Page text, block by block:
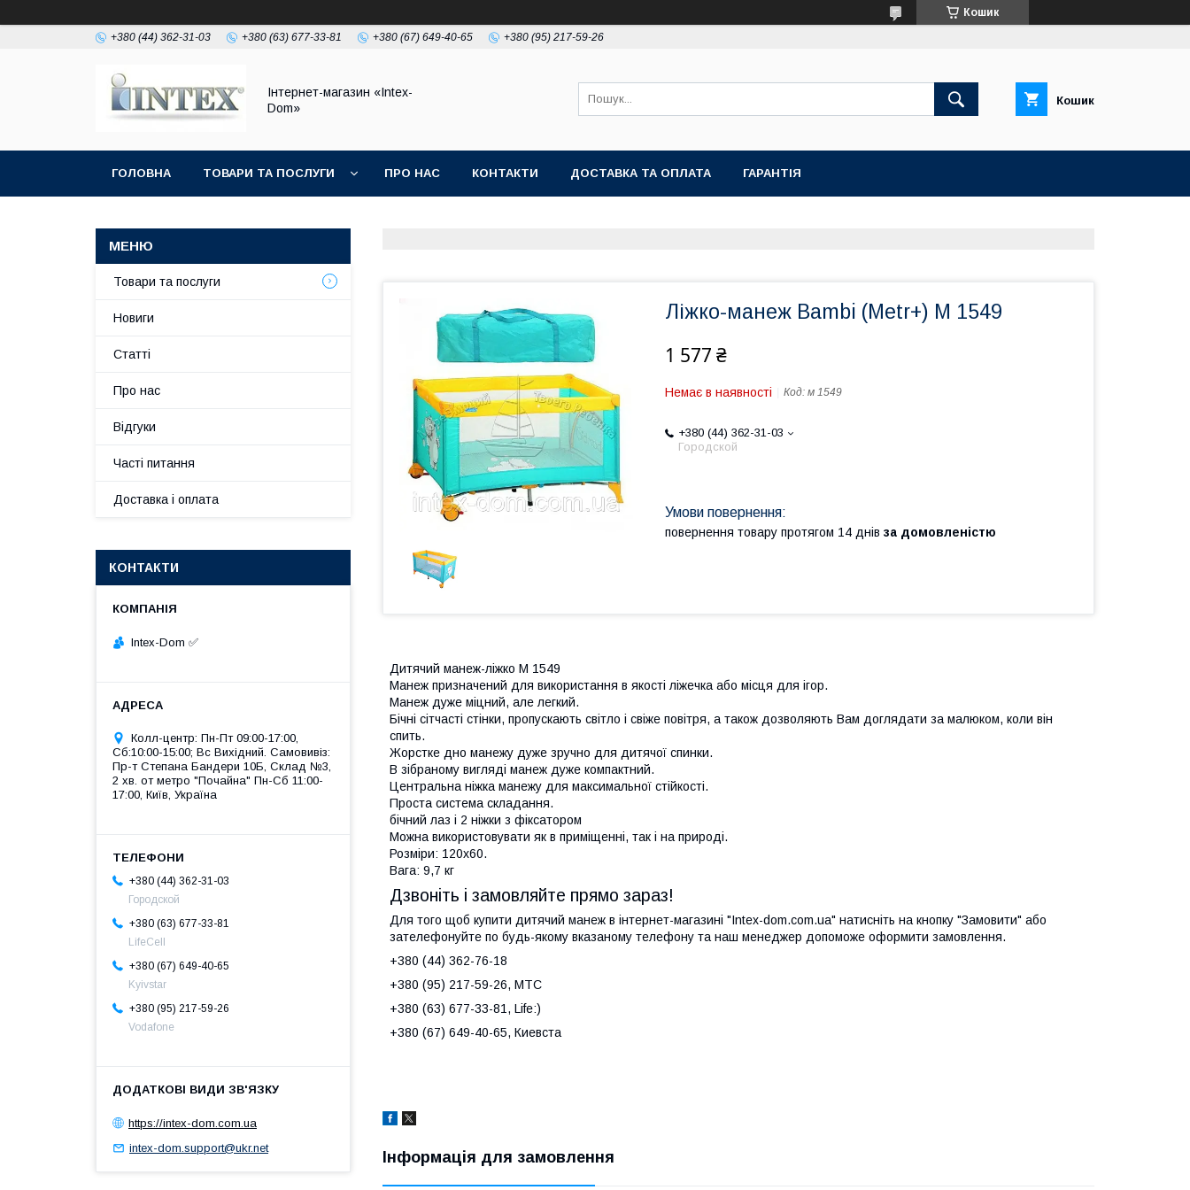
Кошик
+380 (44) 362-31-03 +380 (63) 677-33-81 +380 (67) 649-40-65 +380 (95) 217-59-26
Інтернет-магазин «Intex-
Dom»
Кошик
ГОЛОВНА ТОВАРИ ТА ПОСЛУГИ ПРО НАС КОНТАКТИ ДОСТАВКА ТА ОПЛАТА ГАРАНТІЯ
Ліжко-манеж Bambi (Metr+) M 1549
1 577 ₴
Немає в наявності Код: м 1549
+380 (44) 362-31-03
Городской
повернення товару протягом 14 днів за домовленістю
Дитячий манеж-ліжко M 1549
Манеж призначений для використання в якості ліжечка або місця для ігор.
Манеж дуже міцний, але легкий.
Бічні сітчасті стінки, пропускають світло і свіже повітря, а також дозволяють Вам доглядати за малюком, коли він
спить.
Жорстке дно манежу дуже зручно для дитячої спинки.
В зібраному вигляді манеж дуже компактний.
Центральна ніжка манежу для максимальної стійкості.
Проста система складання.
бічний лаз і 2 ніжки з фіксатором
Можна використовувати як в приміщенні, так і на природі.
Розміри: 120х60.
Вага: 9,7 кг
Дзвоніть і замовляйте прямо зараз!
Для того щоб купити дитячий манеж в інтернет-магазині "Intex-dom.com.ua" натисніть на кнопку "Замовити" або
зателефонуйте по будь-якому вказаному телефону та наш менеджер допоможе оформити замовлення.
+380 (44) 362-76-18
+380 (95) 217-59-26, МТС
+380 (63) 677-33-81, Life:)
+380 (67) 649-40-65, Киевста
Інформація для замовлення
Товари та послуги
Новиги
Статті
Про нас
Відгуки
Часті питання
Доставка і оплата
КОНТАКТИ
Intex-Dom ✅
Колл-центр: Пн-Пт 09:00-17:00,
Сб:10:00-15:00; Вс Вихідний. Самовивіз:
Пр-т Степана Бандери 10Б, Склад №3,
2 хв. от метро "Почайна" Пн-Cб 11:00-
17:00, Київ, Україна
+380 (44) 362-31-03
Городской
+380 (63) 677-33-81
LifeCell
+380 (67) 649-40-65
Kyivstar
+380 (95) 217-59-26
Vodafone
https://intex-dom.com.ua
intex-dom.support@ukr.net